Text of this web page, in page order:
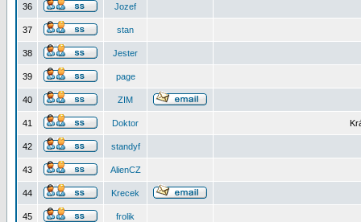
36 Jozef
37 stan
38 Jester
39 page
40 ZIM
41 Doktor
42 standyf
43 AlienCZ
44 Krecek
45 frolik